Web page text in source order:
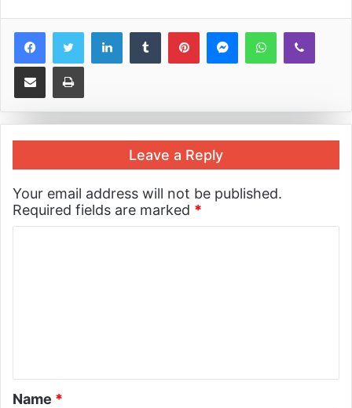
LinkedInTumblrPinterestMessenger
WhatsApp
Viber
Share via EmailPrint
Leave a Reply
Your email address will not be published.
Required fields are marked *
Name *